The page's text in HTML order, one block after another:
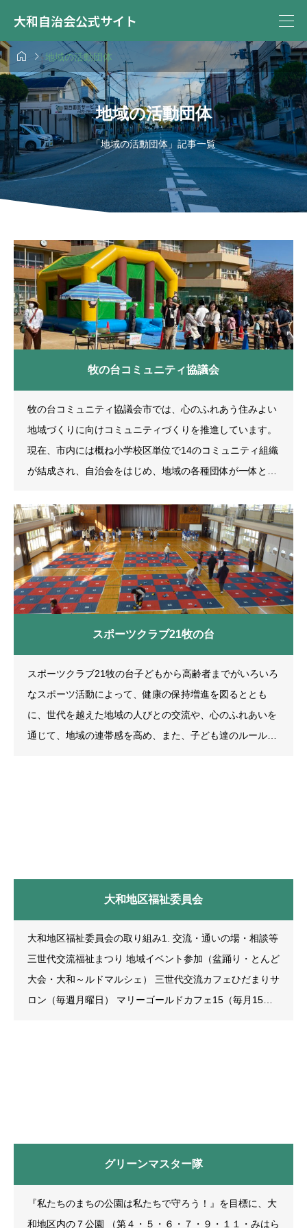
大和自治会公式サイト
 地域の活動団体
地域の活動団体
「地域の活動団体」記事一覧
牧の台コミュニティ協議会
牧の台コミュニティ協議会市では、心のふれあう住みよい
地域づくりに向けコミュニティづくりを推進しています。
現在、市内には概ね小学校区単位で14のコミュニティ組織
が結成され、自治会をはじめ、地域の各種団体が一体とな
分野で活発な活動が進められています。 また、これらのコ
ミュニティ組織で「川西市コミュニティ協議会連合会」を
結成し、活動上の情報を交換し合ったり研修会を開催する
など、互いに手を取り合って、より良い地域づくりに取り
組まれています。 第3
スポーツクラブ21牧の台
スポーツクラブ21牧の台子どもから高齢者までがいろいろ
なスポーツ活動によって、健康の保持増進を図るととも
に、世代を越えた地域の人びとの交流や、心のふれあいを
通じて、地域の連帯感を高め、また、子ども達のルールを
大和地区福祉委員会
大和地区福祉委員会の取り組み1. 交流・通いの場・相談等
三世代交流福祉まつり 地域イベント参加（盆踊り・とんど
大会・大和～ルドマルシェ） 三世代交流カフェひだまりサ
ロン（毎週月曜日） マリーゴールドカフェ15（毎月15
グリーンマスター隊
『私たちのまちの公園は私たちで守ろう！』を目標に、大
和地区内の７公園 （第４・５・６・７・９・１１・みはら